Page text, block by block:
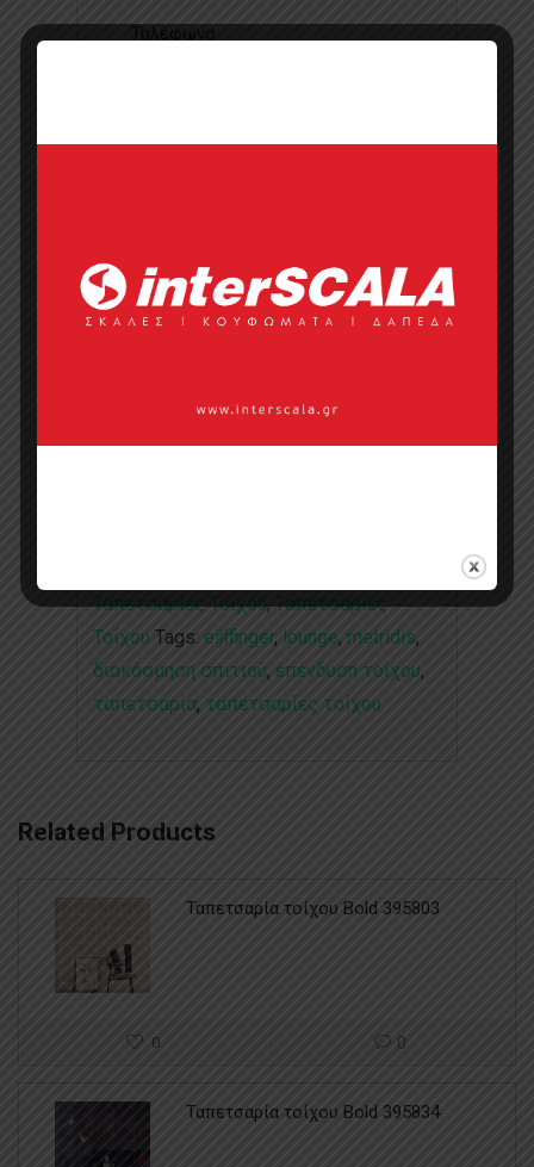
Τηλέφωνο
Προσφορά
Κατάλογος σε pdf
Επικοινωνία με πωλητή
Ταπετσαρίες Τοίχου,Ταπετσαρίες
Τοίχου Tags: eijffinger, lounge, metridis,
διακόσμηση σπιτιού, επένδυση τοίχου,
ταπετσαρία, ταπετσαρίες τοίχου
Related Products
Ταπετσαρία τοίχου Bold 395803
0 0
Ταπετσαρία τοίχου Bold 395834